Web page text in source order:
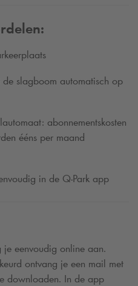
slagboom automatisch op
abonnementskosten
ééns per maand
in de Q-Park app
je eenvoudig online aan.
ontvang je een mail met
downloaden. In de app